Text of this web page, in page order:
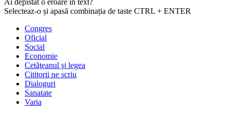
Selecteaz-o și apasă combinația de taste CTRL + ENTER
Congres
Oficial
Social
Economie
Cetăţeanul şi legea
Cititorii ne scriu
Dialoguri
Sanatate
Varia